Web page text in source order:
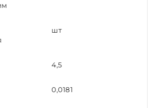
шт
4,5
0,0181